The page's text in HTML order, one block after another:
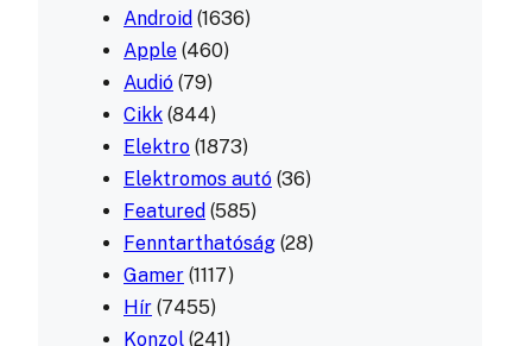
Android (1636)
Apple (460)
Audió (79)
Cikk (844)
Elektro (1873)
Elektromos autó (36)
Featured (585)
Fenntarthatóság (28)
Gamer (1117)
Hír (7455)
Konzol (241)